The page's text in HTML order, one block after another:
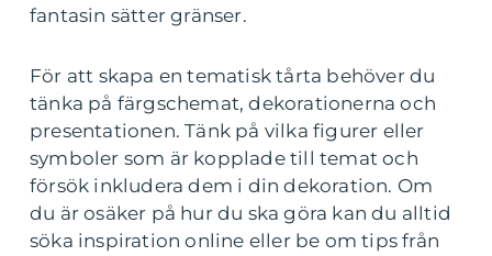
fantasin sätter gränser.
För att skapa en tematisk tårta behöver du
tänka på färgschemat, dekorationerna och
presentationen. Tänk på vilka figurer eller
symboler som är kopplade till temat och
försök inkludera dem i din dekoration. Om
du är osäker på hur du ska göra kan du alltid
söka inspiration online eller be om tips från